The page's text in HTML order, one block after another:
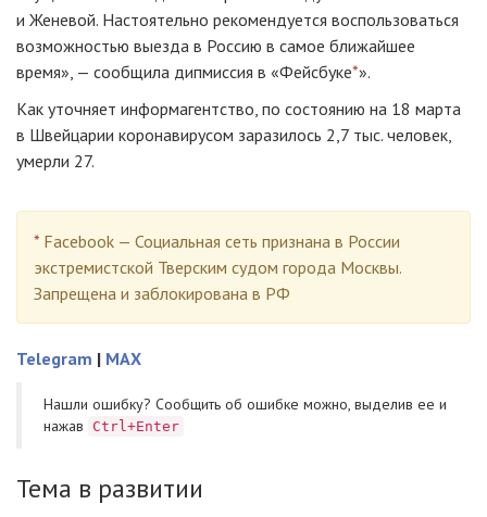
и Женевой. Настоятельно рекомендуется воспользоваться
возможностью выезда в Россию в самое ближайшее
время», — сообщила дипмиссия в «Фейсбуке*».
Как уточняет информагентство, по состоянию на 18 марта
в Швейцарии коронавирусом заразилось 2,7 тыс. человек,
умерли 27.
* Facebook — Социальная сеть признана в России
экстремистской Тверским судом города Москвы.
Запрещена и заблокирована в РФ
Telegram | MAX
Нашли ошибку? Cообщить об ошибке можно, выделив ее и
нажав
Ctrl+Enter
Тема в развитии